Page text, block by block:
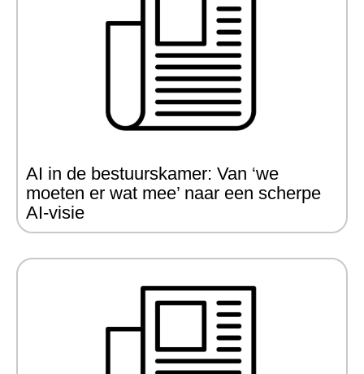
AI in de bestuurskamer: Van ‘we
moeten er wat mee’ naar een scherpe
AI-visie